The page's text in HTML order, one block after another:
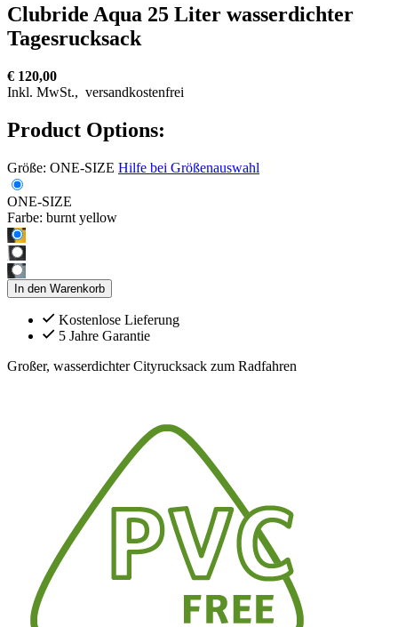
Clubride Aqua 25 Liter wasserdichter
Tagesrucksack
€ 120,00
Inkl. MwSt., versandkostenfrei
Product Options:
Größe: ONE-SIZE Hilfe bei Größenauswahl
ONE-SIZE
Farbe: burnt yellow
In den Warenkorb
Kostenlose Lieferung
5 Jahre Garantie
Großer, wasserdichter Cityrucksack zum Radfahren